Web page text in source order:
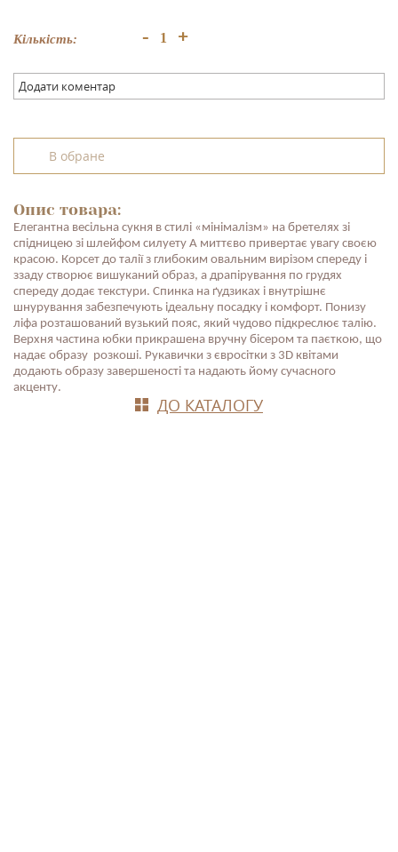
Кількість: - +
Додати коментар
В обране
Опис товара:
Елегантна весільна сукня в стилі «мінімалізм» на бретелях зі
спідницею зі шлейфом силуету А миттєво привертає увагу своєю
красою. Корсет до талії з глибоким овальним вирізом спереду і
ззаду створює вишуканий образ, а драпірування по грудях
спереду додає текстури. Спинка на ґудзиках і внутрішнє
шнурування забезпечують ідеальну посадку і комфорт. Понизу
ліфа розташований вузький пояс, який чудово підкреслює талію.
Верхня частина юбки прикрашена вручну бісером та паєткою, що
надає образу розкоші. Рукавички з євросітки з 3D квітами
додають образу завершеності та надають йому сучасного
акценту.
ДО КАТАЛОГУ